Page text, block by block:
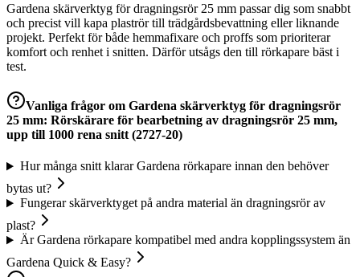
Gardena skärverktyg för dragningsrör 25 mm passar dig som snabbt
och precist vill kapa plaströr till trädgårdsbevattning eller liknande
projekt. Perfekt för både hemmafixare och proffs som prioriterar
komfort och renhet i snitten. Därför utsågs den till rörkapare bäst i
test.
Vanliga frågor om Gardena skärverktyg för dragningsrör
25 mm: Rörskärare för bearbetning av dragningsrör 25 mm,
upp till 1000 rena snitt (2727-20)
Hur många snitt klarar Gardena rörkapare innan den behöver
bytas ut?
Fungerar skärverktyget på andra material än dragningsrör av
plast?
Är Gardena rörkapare kompatibel med andra kopplingssystem än
Gardena Quick & Easy?